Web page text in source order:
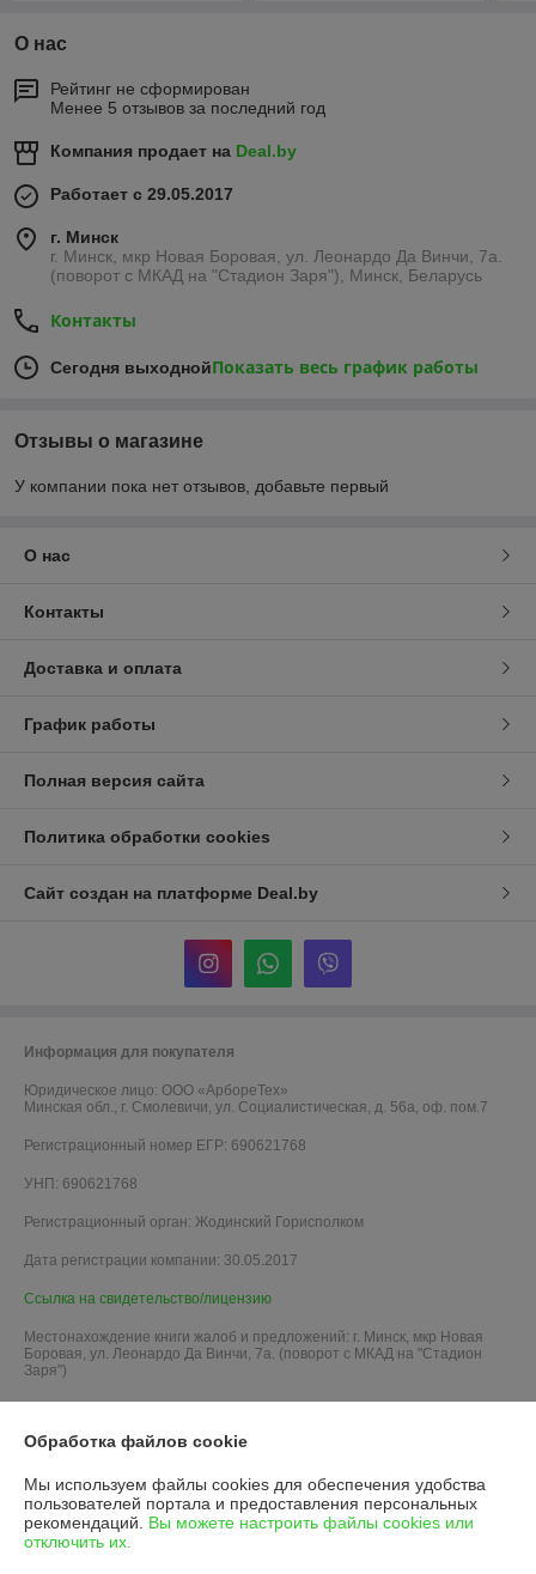
О нас
Рейтинг не сформирован
Менее 5 отзывов за последний год
Компания продает на Deal.by
Работает с 29.05.2017
г. Минск
г. Минск, мкр Новая Боровая, ул. Леонардо Да Винчи, 7а.
(поворот с МКАД на "Стадион Заря"), Минск, Беларусь
Контакты
Сегодня выходнойПоказать весь график работы
Отзывы о магазине
У компании пока нет отзывов, добавьте первый
О нас
Контакты
Доставка и оплата
График работы
Полная версия сайта
Политика обработки cookies
Сайт создан на платформе Deal.by
Информация для покупателя
Юридическое лицо: ООО «АрбореТех»
Минская обл., г. Смолевичи, ул. Социалистическая, д. 56а, оф. пом.7
Регистрационный номер ЕГР: 690621768
УНП: 690621768
Регистрационный орган: Жодинский Горисполком
Дата регистрации компании: 30.05.2017
Ссылка на свидетельство/лицензию
Местонахождение книги жалоб и предложений: г. Минск, мкр Новая
Боровая, ул. Леонардо Да Винчи, 7а. (поворот с МКАД на "Стадион
Заря")
Обработка файлов cookie
Мы используем файлы cookies для обеспечения удобства
пользователей портала и предоставления персональных
рекомендаций. Вы можете настроить файлы cookies или
отключить их.